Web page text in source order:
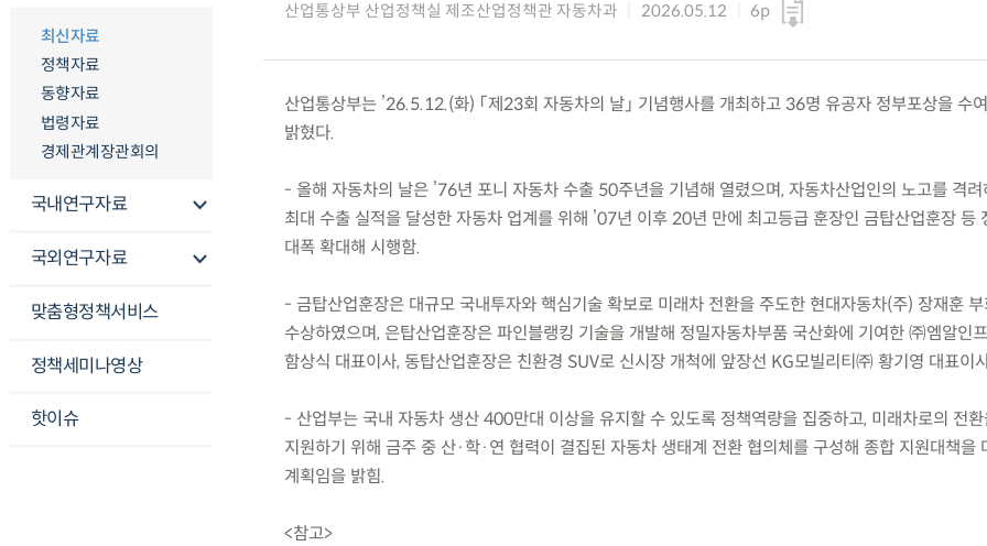
최신자료
정책자료
동향자료
법령자료
경제관계장관회의
국내연구자료
국외연구자료
맞춤형정책서비스
정책세미나영상
핫이슈
산업통상부 산업정책실 제조산업정책관 자동차과 2026.05.12 6p
산업통상부는 ’26.5.12.(화) 「제23회 자동차의 날」 기념행사를 개최하고 36명 유공자 정부포상을 수
밝혔다.
- 올해 자동차의 날은 ’76년 포니 자동차 수출 50주년을 기념해 열렸으며, 자동차산업인의 노고를 격려
최대 수출 실적을 달성한 자동차 업계를 위해 ’07년 이후 20년 만에 최고등급 훈장인 금탑산업훈장 등
대폭 확대해 시행함.
- 금탑산업훈장은 대규모 국내투자와 핵심기술 확보로 미래차 전환을 주도한 현대자동차(주) 장재훈
수상하였으며, 은탑산업훈장은 파인블랭킹 기술을 개발해 정밀자동차부품 국산화에 기여한 ㈜엠알인
함상식 대표이사, 동탑산업훈장은 친환경 SUV로 신시장 개척에 앞장선 KG모빌리티㈜ 황기영 대표이
- 산업부는 국내 자동차 생산 400만대 이상을 유지할 수 있도록 정책역량을 집중하고, 미래차로의 전
지원하기 위해 금주 중 산·학·연 협력이 결집된 자동차 생태계 전환 협의체를 구성해 종합 지원대책을
계획임을 밝힘.
<참고>